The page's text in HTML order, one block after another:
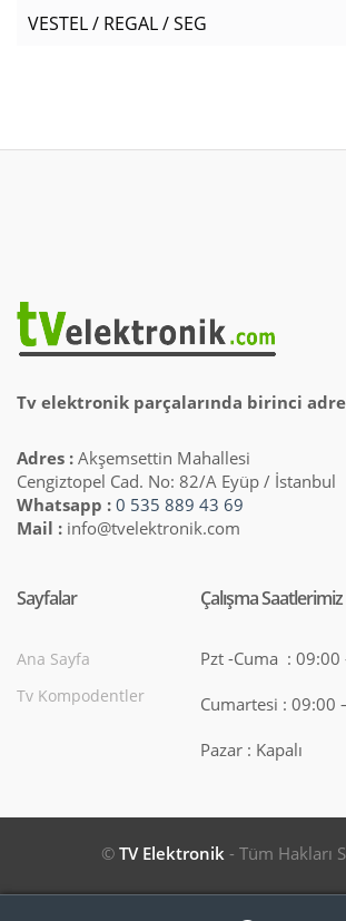
VESTEL / REGAL / SEG
Tv elektronik parçalarında birinci
Adres : Akşemsettin Mahallesi
Cengiztopel Cad. No: 82/A Eyüp / İstanbul
Whatsapp : 0 535 889 43 69
Mail : info@tvelektronik.com
Sayfalar
Ana Sayfa
Tv Kompodentler
Çalışma Saatlerimiz
Pzt -Cuma : 09:00
Cumartesi : 09:00
Pazar : Kapalı
© TV Elektronik- Tüm Hakları